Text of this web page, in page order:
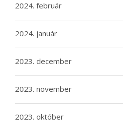
2024. február
2024. január
2023. december
2023. november
2023. október